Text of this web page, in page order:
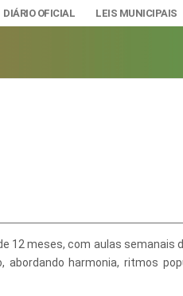
DIÁRIO OFICIAL LEIS MUNICIPAIS
Econômico, Trabalho, Turismo e
BANDEIRA
12 meses, com aulas semanais
harmonia, ritmos